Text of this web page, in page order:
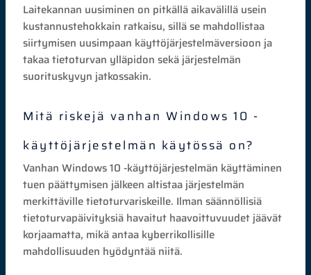
Laitekannan uusiminen on pitkällä aikavälillä usein
kustannustehokkain ratkaisu, sillä se mahdollistaa
siirtymisen uusimpaan käyttöjärjestelmäversioon ja
takaa tietoturvan ylläpidon sekä järjestelmän
suorituskyvyn jatkossakin.
Mitä riskejä vanhan Windows 10 -
käyttöjärjestelmän käytössä on?
Vanhan Windows 10 -käyttöjärjestelmän käyttäminen
tuen päättymisen jälkeen altistaa järjestelmän
merkittäville tietoturvariskeille. Ilman säännöllisiä
tietoturvapäivityksiä havaitut haavoittuvuudet jäävät
korjaamatta, mikä antaa kyberrikollisille
mahdollisuuden hyödyntää niitä.